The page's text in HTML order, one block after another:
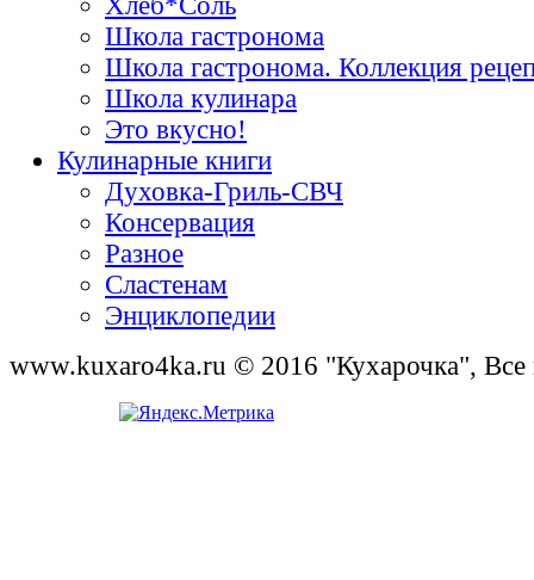
Школа гастронома
Школа гастронома. Коллекция
Школа кулинара
Это вкусно!
Кулинарные книги
Духовка-Гриль-СВЧ
Консервация
Разное
Сластенам
Энциклопедии
www.kuxaro4ka.ru © 2016 "Кухарочка",